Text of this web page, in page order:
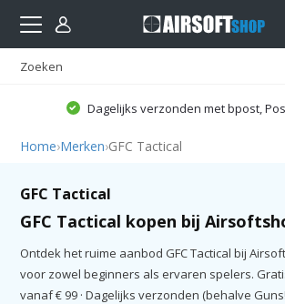
Dagelijks verzonden met bpost,
Home›Merken›GFC Tactical
GFC Tactical
GFC Tactical kopen bij
Ontdek het ruime aanbod GFC Tactical bij
voor zowel beginners als ervaren spelers.
vanaf € 99 · Dagelijks verzonden (behalve